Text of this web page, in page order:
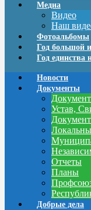
Медиа
Видео
Наш
Фотоальбомы
Год большой
Год единства
Новости
Документы
Устав,
Отчеты
Планы
Добрые дела